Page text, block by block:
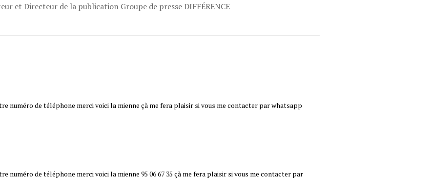
et Directeur de la publication Groupe de presse DIFFÉRENCE
numéro de téléphone merci voici la mienne çà me fera plaisir si vous me contacter par whatsapp
numéro de téléphone merci voici la mienne 95 06 67 35 çà me fera plaisir si vous me contacter par